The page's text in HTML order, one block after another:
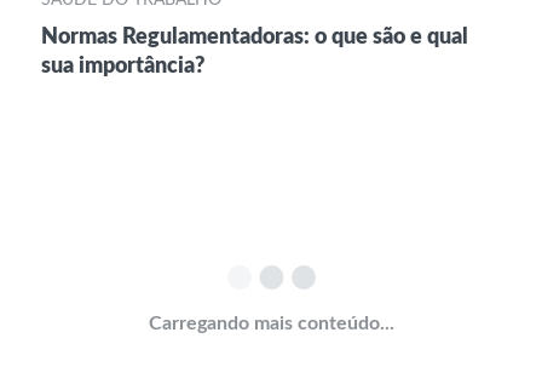
Normas Regulamentadoras: o que são e qual
sua importância?
Carregando mais conteúdo...